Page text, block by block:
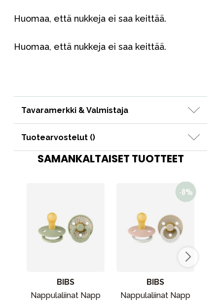
Huomaa, että nukkeja ei saa keittää.
Huomaa, että nukkeja ei saa keittää.
Tavaramerkki & Valmistaja
Tuotearvostelut ()
SAMANKALTAISET TUOTTEET
BIBS
Nappulaliinat Napp
BIBS
Nappulaliinat Napp